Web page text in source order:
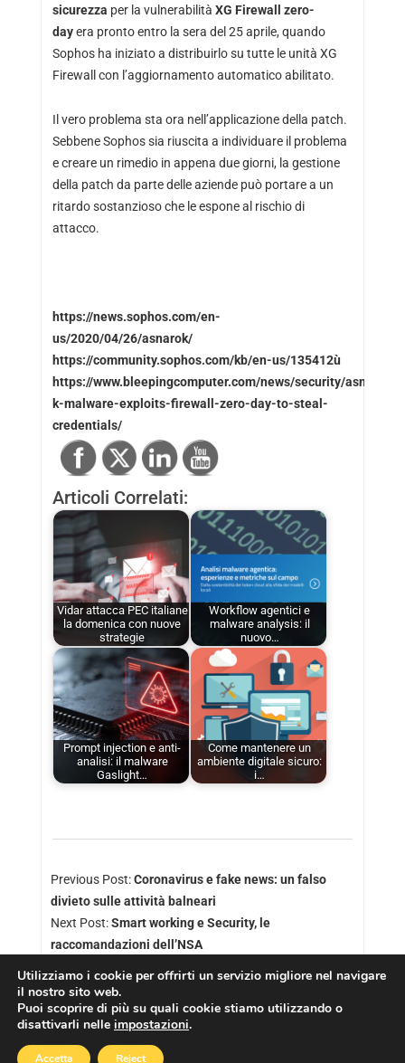
sicurezza per la vulnerabilità XG Firewall zero-
dayera pronto entro la sera del 25 aprile, quando
Sophos ha iniziato a distribuirlo su tutte le unità XG
Firewall con l’aggiornamento automatico abilitato.
Il vero problema sta ora nell’applicazione della patch.
Sebbene Sophos sia riuscita a individuare il problema
e creare un rimedio in appena due giorni, la gestione
della patch da parte delle aziende può portare a un
ritardo sostanzioso che le espone al rischio di
attacco.
https://news.sophos.com/en-
us/2020/04/26/asnarok/
https://community.sophos.com/kb/en-us/135412ù
https://www.bleepingcomputer.com/news/security/asnar-
k-malware-exploits-firewall-zero-day-to-steal-
credentials/
Articoli Correlati:
Vidar attacca PEC italiane
la domenica con nuove
strategie
Workflow agentici e
malware analysis: il
nuovo…
Prompt injection e anti-
analisi: il malware
Gaslight…
Come mantenere un
ambiente digitale sicuro:
i…
Previous Post:Coronavirus e fake news: un falso
divieto sulle attività balneari
Next Post:Smart working e Security, le
raccomandazioni dell’NSA
Copyright © 2026
Utilizziamo i cookie per offrirti un servizio migliore nel navigare
il nostro sito web.
Puoi scoprire di più su quali cookie stiamo utilizzando o
disattivarli nelle impostazioni.
Accetta Reject